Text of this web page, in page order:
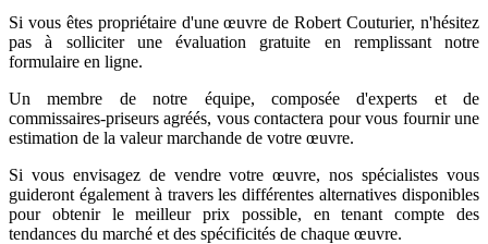
Si vous êtes propriétaire d'une œuvre de Robert Couturier, n'hésitez
pas à solliciter une évaluation gratuite en remplissant notre
formulaire en ligne.
Un membre de notre équipe, composée d'experts et de
commissaires-priseurs agréés, vous contactera pour vous fournir une
estimation de la valeur marchande de votre œuvre.
Si vous envisagez de vendre votre œuvre, nos spécialistes vous
guideront également à travers les différentes alternatives disponibles
pour obtenir le meilleur prix possible, en tenant compte des
tendances du marché et des spécificités de chaque œuvre.